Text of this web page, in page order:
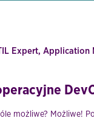
Expert, Application
możliwe? Możliwe!